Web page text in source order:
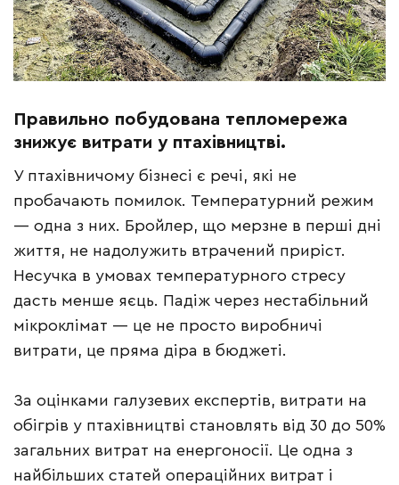
Правильно побудована тепломережа
знижує витрати у птахівництві.
У птахівничому бізнесі є речі, які не
пробачають помилок. Температурний режим
— одна з них. Бройлер, що мерзне в перші дні
життя, не надолужить втрачений приріст.
Несучка в умовах температурного стресу
дасть менше яєць. Падіж через нестабільний
мікроклімат — це не просто виробничі
витрати, це пряма діра в бюджеті.
За оцінками галузевих експертів, витрати на
обігрів у птахівництві становлять від 30 до 50%
загальних витрат на енергоносії. Це одна з
найбільших статей операційних витрат і